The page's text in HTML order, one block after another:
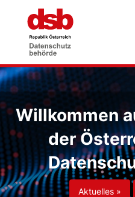
Willkommen
der
Aktuelles »